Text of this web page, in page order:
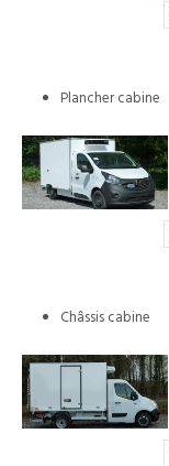
Plancher cabine
Châssis cabine